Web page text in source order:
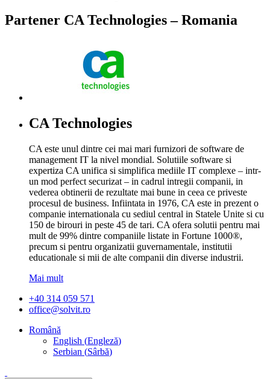
Partener CA Technologies – Romania
CA Technologies
CA este unul dintre cei mai mari furnizori de software de
management IT la nivel mondial. Solutiile software si
expertiza CA unifica si simplifica mediile IT complexe – intr-
un mod perfect securizat – in cadrul intregii companii, in
vederea obtinerii de rezultate mai bune in ceea ce priveste
procesul de business. Infiintata in 1976, CA este in prezent o
companie internationala cu sediul central in Statele Unite si cu
150 de birouri in peste 45 de tari. CA ofera solutii pentru mai
mult de 99% dintre companiile listate in Fortune 1000®,
precum si pentru organizatii guvernamentale, institutii
educationale si mii de alte companii din diverse industrii.
Mai mult
+40 314 059 571
office@solvit.ro
Română
English (Engleză)
Serbian (Sârbă)